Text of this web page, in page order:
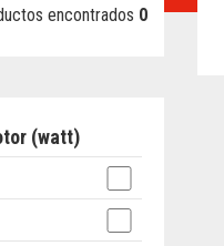
encontrados 0
(watt)